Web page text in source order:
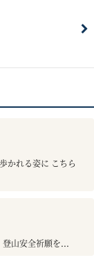
かれる姿に こちら
登山安全祈願を...